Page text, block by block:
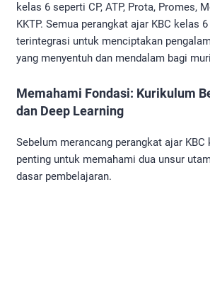
kelas 6 seperti CP, ATP, Prota, Promes,
KKTP. Semua perangkat ajar KBC kelas
terintegrasi untuk menciptakan
yang menyentuh dan mendalam bagi
Memahami Fondasi: Kurikulum
dan Deep Learning
Sebelum merancang perangkat ajar KBC
penting untuk memahami dua unsur
dasar pembelajaran.